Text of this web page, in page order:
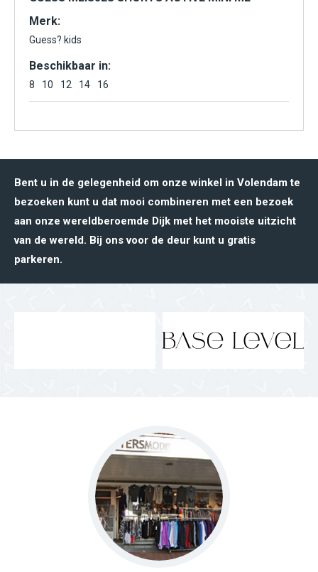
Merk:
Guess? kids
Beschikbaar in:
8 10 12 14 16
Bent u in de gelegenheid om onze winkel in Volendam te
bezoeken kunt u dat mooi combineren met een bezoek
aan onze wereldberoemde Dijk met het mooiste uitzicht
van de wereld. Bij ons voor de deur kunt u gratis
parkeren.